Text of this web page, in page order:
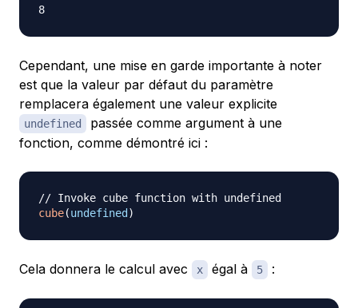
Cependant, une mise en garde importante à noter
est que la valeur par défaut du paramètre
remplacera également une valeur explicite
undefined
passée comme argument à une
fonction, comme démontré ici :
// Invoke cube function with undefined
cube(undefined )
Cela donnera le calcul avec x égal à 5 :